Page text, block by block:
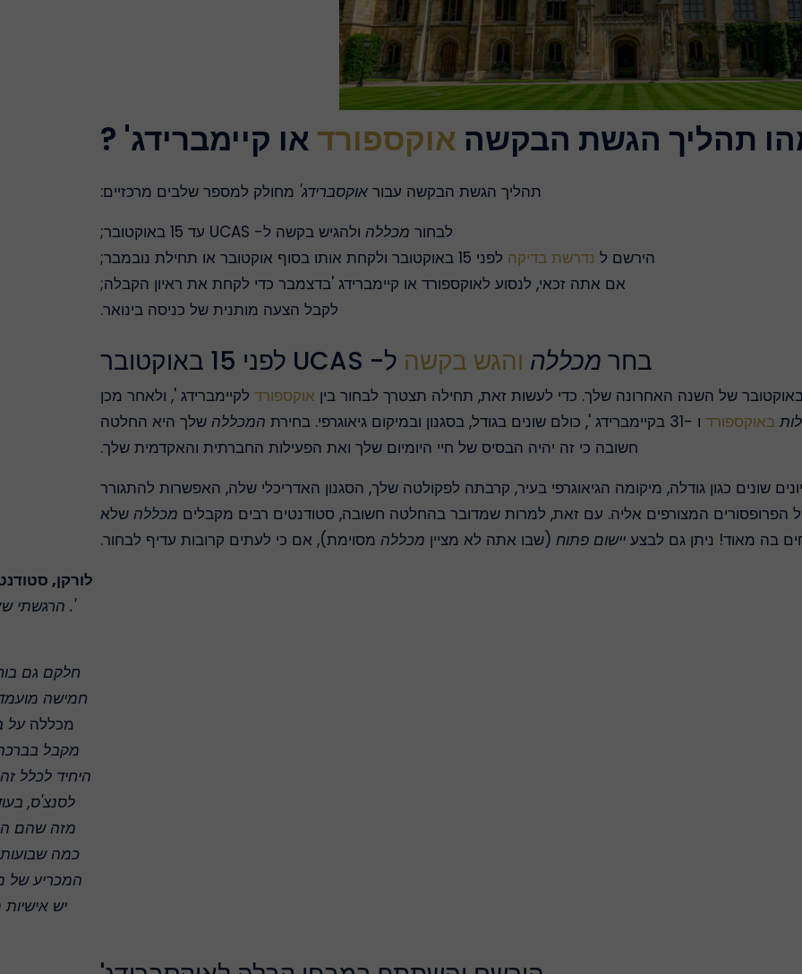
תהליך הגשת הבקשה אוקספורד או קיימברידג' ?
תהליך הגשת הבקשה עבור אוקסברידג' מחולק למספר שלבים מרכזיים:
לבחור מכללה ולהגיש בקשה ל- UCAS עד 15 באוקטובר;
הירשם ל נדרשת בדיקה לפני 15 באוקטובר ולקחת אותו בסוף אוקטובר או תחילת נובמבר;
אם אתה זכאי, לנסוע לאוקספורד או קיימברידג 'בדצמבר כדי לקחת את ראיון הקבלה;
לקבל הצעה מותנית של כניסה בינואר.
בחר מכללה והגש בקשה ל- UCAS לפני 15 באוקטובר
אוקספורד לקיימברידג ', ולאחר מכן
באוקספורד ו -31 בקיימברידג ', כולם שונים בגודל, בסגנון ובמיקום גיאוגרפי. בחירת המכללה שלך היא החלטה
חשובה כי זה יהיה הבסיס של חיי היומיום שלך ואת הפעילות החברתית והאקדמית שלך.
שונים כגון גודלה, מיקומה הגיאוגרפי בעיר, קרבתה לפקולטה שלך, הסגנון האדריכלי שלה, האפשרות להתגורר
המצורפים אליה. עם זאת, למרות שמדובר בהחלטה חשובה, סטודנטים רבים מקבלים מכללה שלא
בה מאוד! ניתן גם לבצע יישום פתוח (שבו אתה לא מציין מכללה מסוימת), אם כי לעתים קרובות עדיף לבחור.
לורקן,
'. הרגשתי
חלקם גם
חמישה
מכללה על
מקבל
היחיד לכלל
לסנצ'ס,
מזה שהם
כמה
המכריע של
יש